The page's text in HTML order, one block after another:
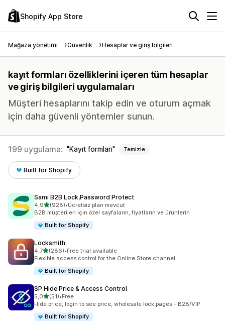
Shopify App Store
Mağaza yönetimi Güvenlik Hesaplar ve giriş bilgileri
kayıt formları özelliklerini içeren tüm hesaplar
ve giriş bilgileri uygulamaları
Müşteri hesaplarını takip edin ve oturum açmak
için daha güvenli yöntemler sunun.
199 uygulama: Kayıt formları Temizle
Built for Shopify
Sami B2B Lock,Password Protect
4,95 yıldız üzerinden
(928)
toplam 928 değerlendirme
•Ücretsiz plan mevcut
B2B müşterileri için özel sayfaların, fiyatların ve ürünlerin
Built for Shopify
Locksmith
4,75 yıldız üzerinden
(286)
toplam 286 değerlendirme
•Free trial available
Flexible access control for the Online Store channel
Built for Shopify
SP Hide Price & Access Control
5,05 yıldız üzerinden
(51)
toplam 51 değerlendirme
•Free
Hide price, login to see price, wholesale lock pages - B2B/VIP
Built for Shopify